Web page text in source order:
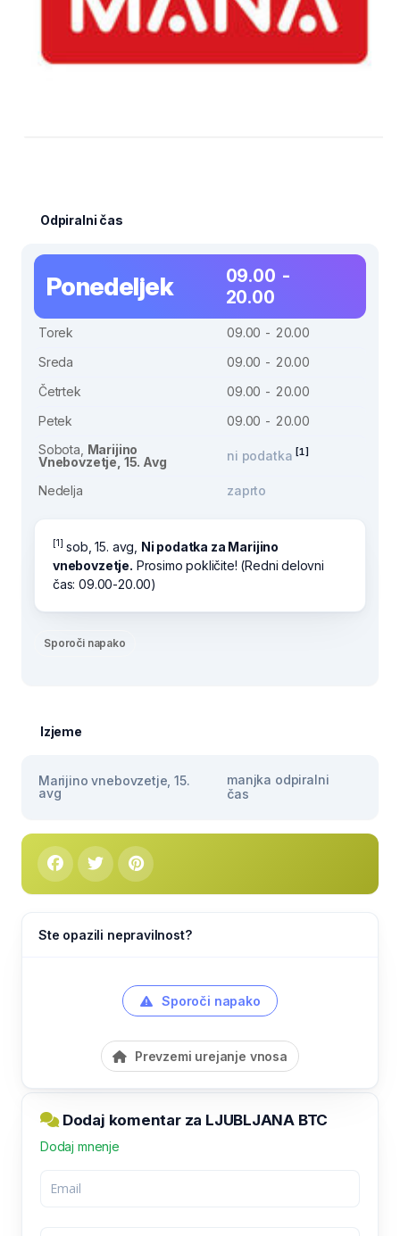
Odpiralni čas
Ponedeljek
09.00 -
20.00
Torek
09.00 - 20.00
Sreda
09.00 - 20.00
Četrtek
09.00 - 20.00
Petek
09.00 - 20.00
Sobota, Marijino
Vnebovzetje, 15. Avg
ni podatka [1]
Nedelja zaprto
[1] sob, 15. avg, Ni podatka za Marijino
vnebovzetje. Prosimo pokličite! (Redni delovni
čas: 09.00-20.00)
Sporoči napako
Izjeme
Marijino vnebovzetje, 15.
avg
manjka odpiralni
čas
Ste opazili nepravilnost?
Sporoči napako
Prevzemi urejanje vnosa
Dodaj komentar za LJUBLJANA BTC
Dodaj mnenje